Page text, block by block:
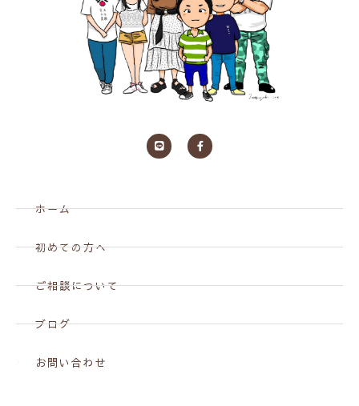
ホーム
初めての方へ
ご相談について
ブログ
お問い合わせ